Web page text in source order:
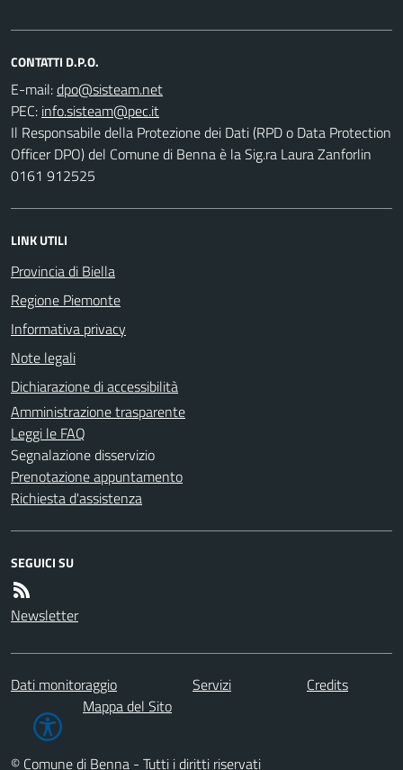
CONTATTI D.P.O.
E-mail:
PEC:
Il Responsabile della Protezione dei Dati (RPD o Data Protection
Officer DPO) del Comune di Benna è la Sig.ra Laura Zanforlin
0161 912525
LINK UTILI
Provincia di Biella
Regione Piemonte
Informativa privacy
Note legali
Dichiarazione di accessibilità
Amministrazione trasparente
Leggi le FAQ
Segnalazione disservizio
Prenotazione appuntamento
Richiesta d'assistenza
SEGUICI SU
Newsletter
Dati monitoraggio Servizi
Credits
Mappa del Sito
© Comune di Benna - Tutti i diritti riservati